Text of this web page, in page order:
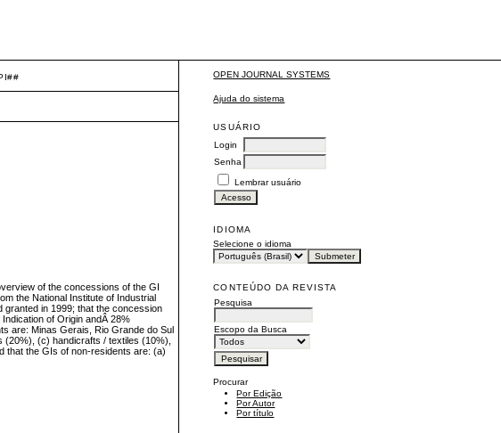
OPEN JOURNAL SYSTEMS
Ajuda do sistema
USUÁRIO
Login
Senha
Lembrar usuário
IDIOMA
Selecione o idioma
CONTEÚDO DA REVISTA
Pesquisa
Escopo da Busca
Procurar
Por Edição
Por Autor
Por título
of the concessions of the GI
the National Institute of Industrial
granted in 1999; that the concession
of Origin andÂ 28%
are: Minas Gerais, Rio Grande do Sul
(c) handicrafts / textiles (10%),
that the GIs of non-residents are: (a)